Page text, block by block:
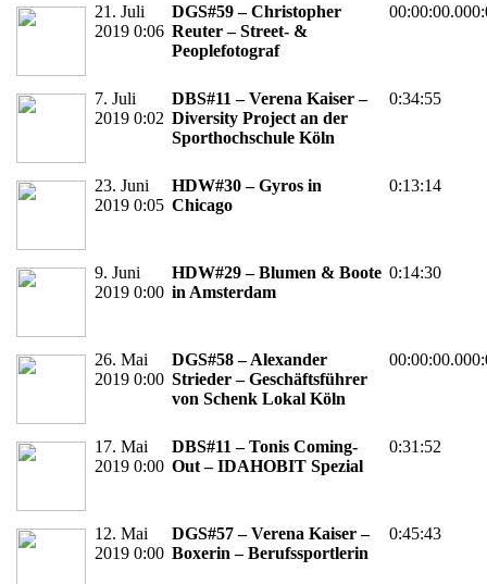
21. Juli
2019 0:06
DGS#59 – Christopher
Reuter – Street- &
Peoplefotograf
7. Juli
2019 0:02
DBS#11 – Verena Kaiser –
Diversity Project an der
Sporthochschule Köln
0:34:55
23. Juni
2019 0:05
HDW#30 – Gyros in
Chicago
0:13:14
9. Juni
2019 0:00
HDW#29 – Blumen & Boote
in Amsterdam
0:14:30
26. Mai
2019 0:00
DGS#58 – Alexander
Strieder – Geschäftsführer
von Schenk Lokal Köln
17. Mai
2019 0:00
DBS#11 – Tonis Coming-
Out – IDAHOBIT Spezial
0:31:52
12. Mai
2019 0:00
DGS#57 – Verena Kaiser –
Boxerin – Berufssportlerin
0:45:43